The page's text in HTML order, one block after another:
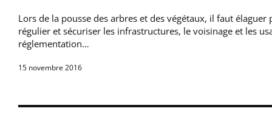
Lors de la pousse des arbres et des végétaux, il faut
régulier et sécuriser les infrastructures, le voisinage et les
réglementation…
15 novembre 2016